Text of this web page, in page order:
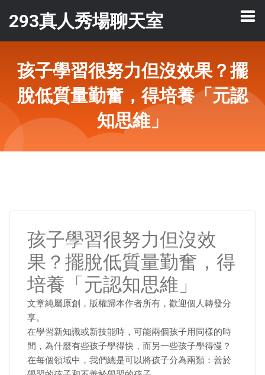
293真人秀場聊天室
孩子學習很努力但沒效果？擺
脫低質量勤奮，得培養「元認
知思維」
孩子學習很努力但沒效
果？擺脫低質量勤奮，得
培養「元認知思維」
文章純屬原創，版權歸本作者所有，歡迎個人轉發分
享。
在學習新知識或新技能時，可能兩個孩子用同樣的時
間，為什麼有些孩子學得快，而另一些孩子學得慢？
在每個領域中，我們總是可以將孩子分為兩類：善於